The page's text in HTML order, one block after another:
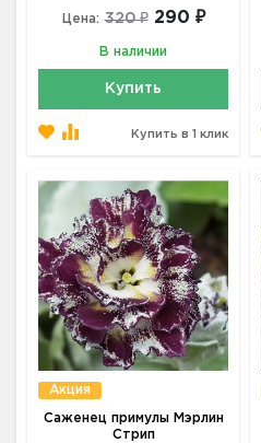
Цена: 320 ₽ 290 ₽
В наличии
Купить
Купить в 1 клик
Акция
Саженец примулы Мэрлин
Стрип